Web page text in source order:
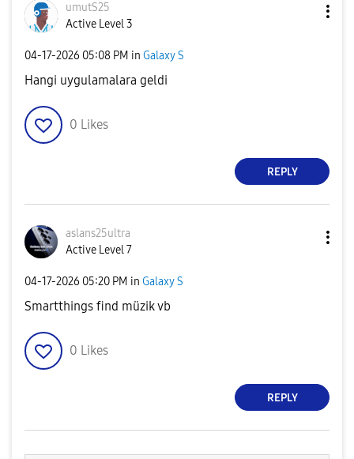
umutS25
Active Level 3
‎04-17-2026 05:08 PM in Galaxy S
Hangi uygulamalara geldi
0 Likes
REPLY
aslans25ultra
Active Level 7
‎04-17-2026 05:20 PM in Galaxy S
Smartthings find müzik vb
0 Likes
REPLY